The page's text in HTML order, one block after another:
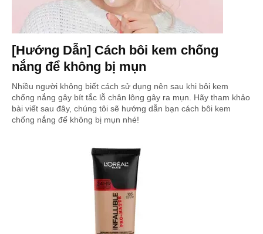
[Hướng Dẫn] Cách bôi kem chống
nắng để không bị mụn
Nhiều người không biết cách sử dụng nên sau khi bôi kem
chống nắng gây bít tắc lỗ chân lông gây ra mụn. Hãy tham khảo
bài viết sau đây, chúng tôi sẽ hướng dẫn bạn cách bôi kem
chống nắng để không bị mụn nhé!